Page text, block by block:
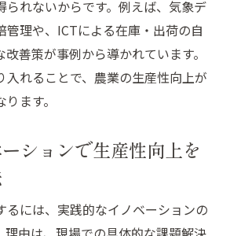
策
ベーションで克服するスマート農
への壁となるデメリットの現状
ョン視点でデメリットの解消方
業のデメリットに対応する最新
られないからです。例えば、気象デ
管理や、ICTによる在庫・出荷の自
善策が事例から導かれています。
入れることで、農業の生産性向上が
ます。
ションで生産性向上を
るには、実践的なイノベーションの